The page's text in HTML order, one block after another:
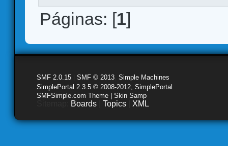
Páginas: [1]
SMF 2.0.15 SMF © 2013 Simple Machines
SimplePortal 2.3.5 © 2008-2012, SimplePortal
SMFSimple.com Theme | Skin Samp
Boards Topics XML